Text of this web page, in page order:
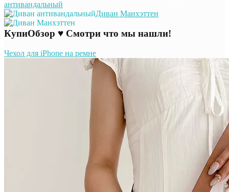
антивандальный
Диван Манхэттен
КупиОбзор ♥ Смотри что мы нашли!
Чехол для iPhone на ремне